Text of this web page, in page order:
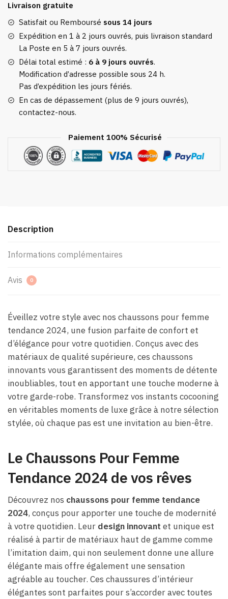
Femme
Tendance
2024
Livraison gratuite
Satisfait ou Remboursé sous 14 jours
Expédition en 1 à 2 jours ouvrés, puis livraison standard
La Poste en 5 à 7 jours ouvrés.
Délai total estimé : 6 à 9 jours ouvrés.
Modification d’adresse possible sous 24 h.
Pas d’expédition les jours fériés.
En cas de dépassement (plus de 9 jours ouvrés),
contactez-nous.
Paiement 100% Sécurisé
Description
Informations complémentaires
Avis 0
Éveillez votre style avec nos chaussons pour femme
tendance 2024, une fusion parfaite de confort et
d’élégance pour votre quotidien. Conçus avec des
matériaux de qualité supérieure, ces chaussons
innovants vous garantissent des moments de détente
inoubliables, tout en apportant une touche moderne à
votre garde-robe. Transformez vos instants cocooning
en véritables moments de luxe grâce à notre sélection
stylée, où chaque pas est une invitation au bien-être.
Le Chaussons Pour Femme
Tendance 2024 de vos rêves
Découvrez nos chaussons pour femme tendance
2024, conçus pour apporter une touche de modernité
à votre quotidien. Leur design innovant et unique est
réalisé à partir de matériaux haut de gamme comme
l’imitation daim, qui non seulement donne une allure
élégante mais offre également une sensation
agréable au toucher. Ces chaussures d’intérieur
élégantes sont parfaites pour s’accorder avec toutes